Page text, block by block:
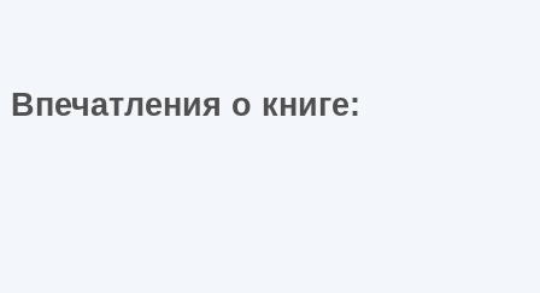
Впечатления о книге: